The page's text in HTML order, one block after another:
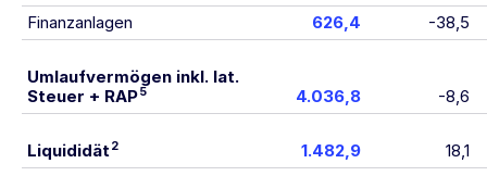
Finanzanlagen
626,4 -38,5
Umlaufvermögen inkl. lat.
Steuer + RAP5 4.036,8 -8,6
Liquididät2 1.482,9 18,1